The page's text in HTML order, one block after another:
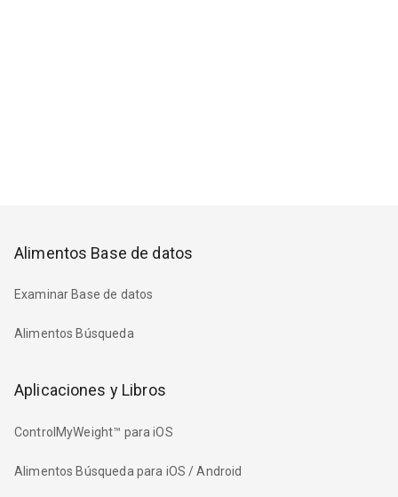
Alimentos Base de datos
Examinar Base de datos
Alimentos Búsqueda
Aplicaciones y Libros
ControlMyWeight™ para iOS
Alimentos Búsqueda para iOS / Android